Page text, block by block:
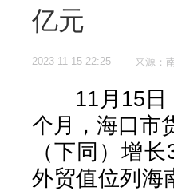
亿元
2023-11-15 22:25 来源：
11月15日，
个月，海口市
（下同）增
外贸值位列海